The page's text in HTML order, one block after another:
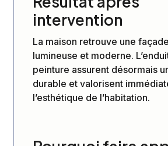
intervention
La maison retrouve une
lumineuse et moderne.
peinture assurent désormais
durable et valorisent
l’esthétique de l’habitation.